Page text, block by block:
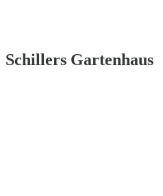
Schillers Gartenhaus